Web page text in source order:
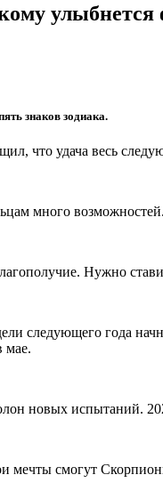
улыбнется
знаков зодиака.
что удача весь
много
Нужно
следующего года
мае.
новых испытаний.
мечты смогут